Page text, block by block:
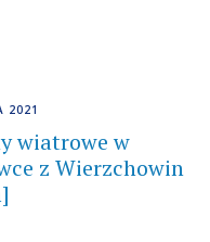
2021
wiatrowe w
z Wierzchowin